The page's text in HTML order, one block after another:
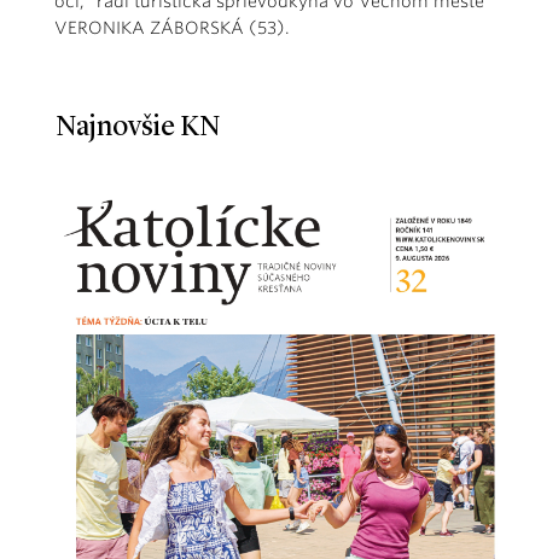
VERONIKA ZÁBORSKÁ (53).
Najnovšie KN